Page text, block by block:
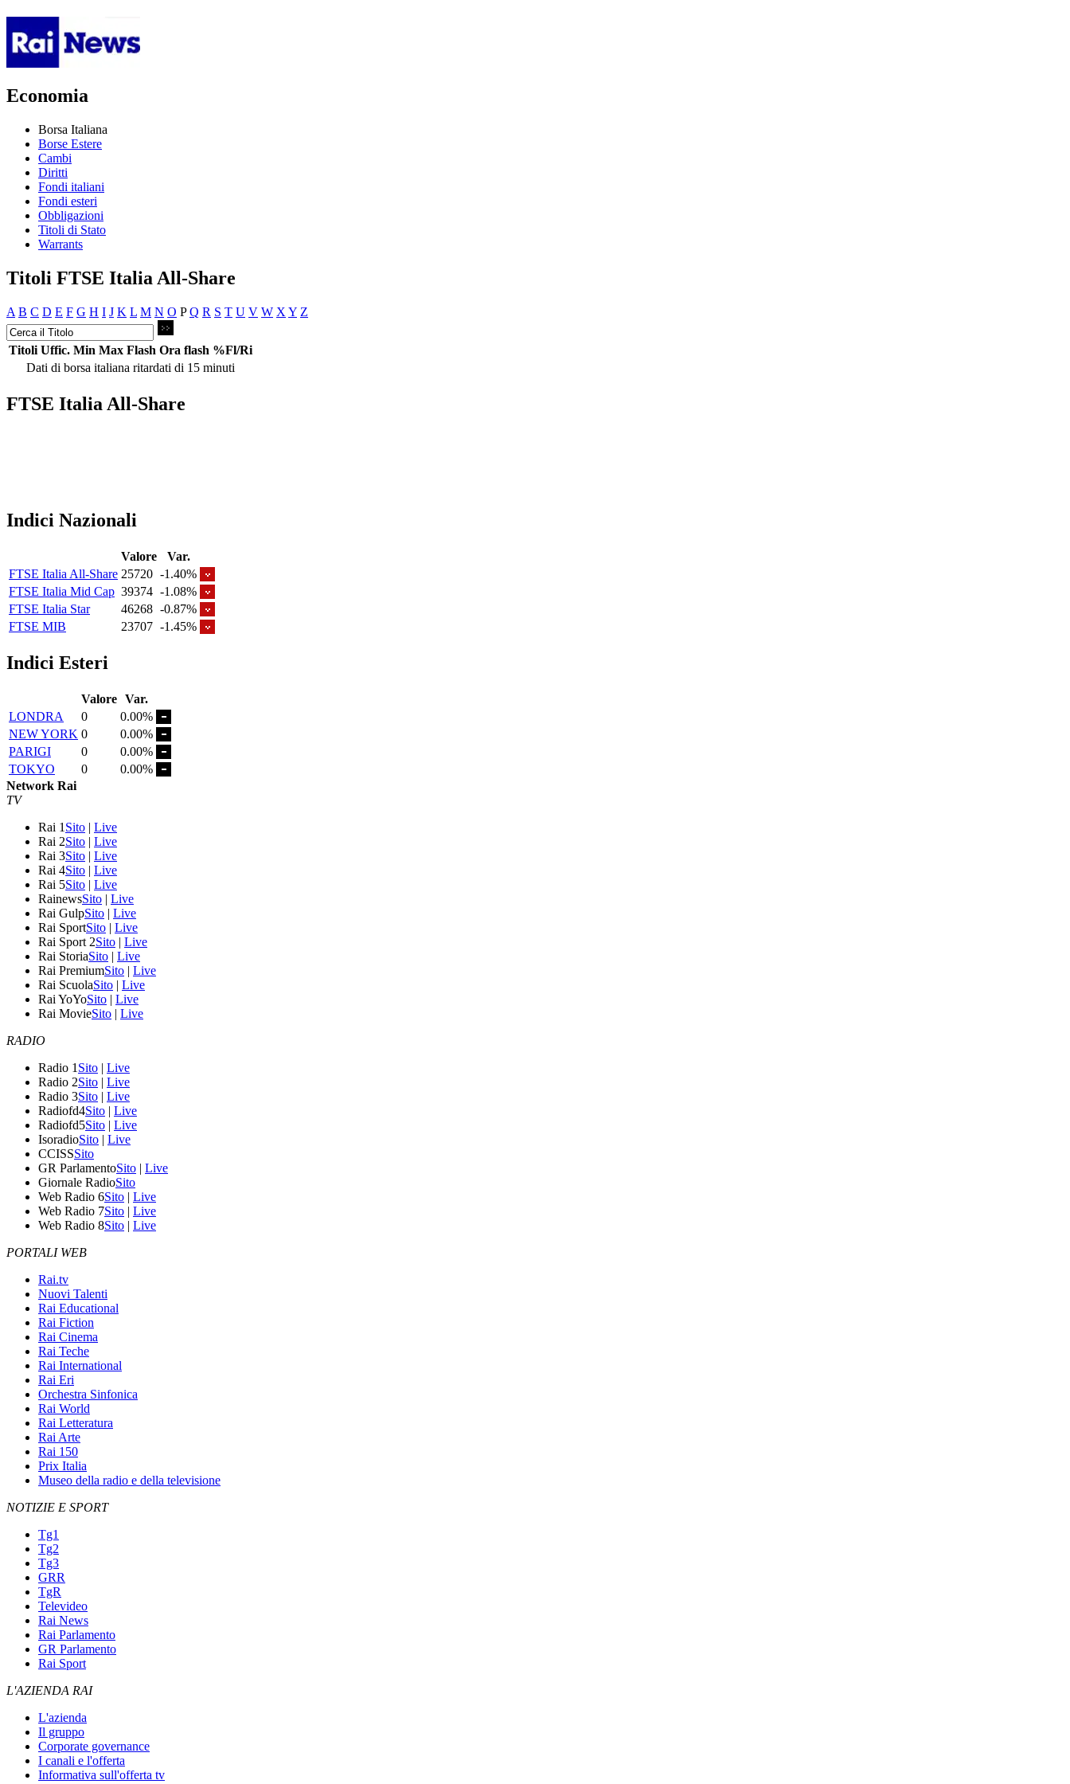
Economia
Borsa Italiana
Borse Estere
Cambi
Diritti
Fondi italiani
Fondi esteri
Obbligazioni
Titoli di Stato
Warrants
Titoli FTSE Italia All-Share
A B C D E F G H I J K L M N O PQ R S T U V W X Y Z
Titoli Uffic. Min Max Flash Ora flash %Fl/Ri
Dati di borsa italiana ritardati di 15 minuti
FTSE Italia All-Share
Indici Nazionali
Valore
Var.
FTSE Italia All-Share 25720 -1.40%
FTSE Italia Mid Cap 39374 -1.08%
FTSE Italia Star
46268 -0.87%
FTSE MIB
23707 -1.45%
Indici Esteri
Valore Var.
LONDRA
0
0.00%
NEW YORK 0
0.00%
PARIGI
0
0.00%
TOKYO
0
0.00%
Network Rai
TV
Rai 1 Sito | Live
Rai 2Sito | Live
Rai 3Sito | Live
Rai 4Sito | Live
Rai 5Sito | Live
RainewsSito | Live
Rai GulpSito | Live
Rai SportSito | Live
Rai Sport 2Sito | Live
Rai StoriaSito | Live
Rai PremiumSito | Live
Rai ScuolaSito | Live
Rai YoYoSito | Live
Rai MovieSito | Live
RADIO
Radio 1 Sito | Live
Radio 2Sito | Live
Radio 3Sito | Live
Radiofd4Sito | Live
Radiofd5Sito | Live
IsoradioSito | Live
CCISSSito
GR ParlamentoSito | Live
Giornale RadioSito
Web Radio 6Sito | Live
Web Radio 7Sito | Live
Web Radio 8Sito | Live
PORTALI WEB
Rai.tv
Nuovi Talenti
Rai Educational
Rai Fiction
Rai Cinema
Rai Teche
Rai International
Rai Eri
Orchestra Sinfonica
Rai World
Rai Letteratura
Rai Arte
Rai 150
Prix Italia
Museo della radio e della televisione
NOTIZIE E SPORT
Tg1
Tg2
Tg3
GRR
TgR
Televideo
Rai News
Rai Parlamento
GR Parlamento
Rai Sport
L'AZIENDA RAI
L'azienda
Il gruppo
Corporate governance
I canali e l'offerta
Informativa sull'offerta tv